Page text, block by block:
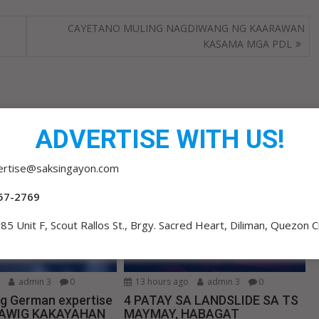
CAYETANO MULING NAGDIWANG NG KAARAWAN
KASAMA MGA PDL
admin 3 0
German expertise
KAKAYAHAN
13 hours ago admin 3 0
4 PATAY SA LANDSLIDE SA TS
MAYMAY, HABAGAT
ADVERTISE WITH US!
2769
Unit F, Scout Rallos St., Brgy. Sacred Heart, Diliman, Quezon